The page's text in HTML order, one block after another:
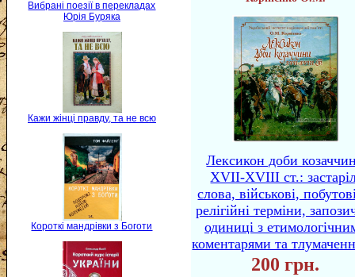
Вибрані поезії в перекладах
Юрія Буряка
Кажи жінці правду, та не всю
Короткі мандрівки з Боготи
Лексикон доби
XVII-XVIII ст.:
слова, військові,
релігійні терміни,
одиниці з
коментарями та
200 грн.